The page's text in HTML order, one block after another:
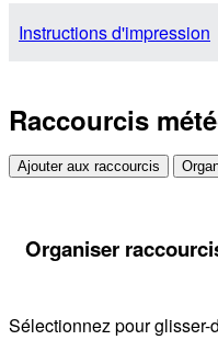
Instructions d'impression
Raccourcis
Ajouter aux raccourcis
Organiser
Sélectionnez pour glisser-